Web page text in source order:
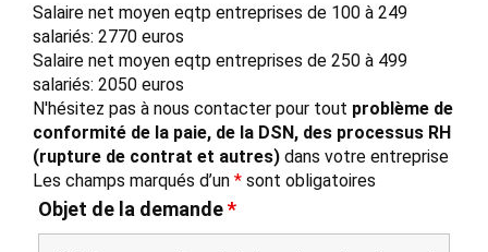
Salaire net moyen eqtp entreprises de 100 à 249
salariés: 2770 euros
Salaire net moyen eqtp entreprises de 250 à 499
salariés: 2050 euros
N'hésitez pas à nous contacter pour tout problème de
conformité de la paie, de la DSN, des processus RH
(rupture de contrat et autres) dans votre entreprise
Les champs marqués d’un * sont obligatoires
Objet de la demande*